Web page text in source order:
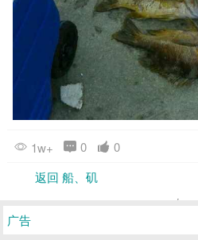
1w+ 0
0
返回 船、矶
广告